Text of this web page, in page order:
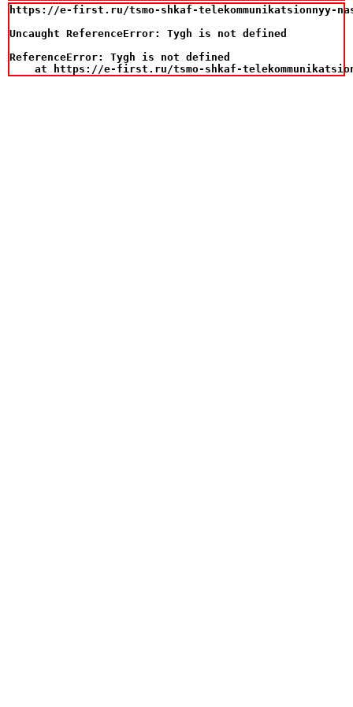
https://e-first.ru/tsmo-shkaf-telekommunikatsionnyy-
Uncaught ReferenceError: Tygh is not defined
ReferenceError: Tygh is not defined
at https://e-first.ru/tsmo-shkaf-